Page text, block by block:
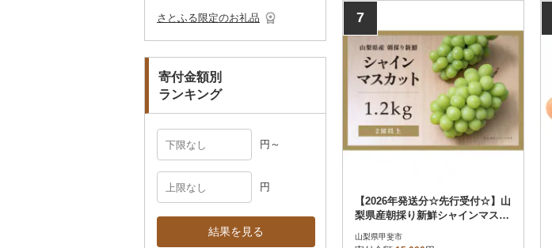
その他食器
ペット用品
その他雑貨
その他アクセサリー
マフラー・手袋
さとふる限定のお礼品
寄付金額別
ランキング
円～
円
結果を見る
7
【2026年発送分☆先行受付☆】山
梨県産朝採り新鮮シャインマスカ
山梨県甲斐市